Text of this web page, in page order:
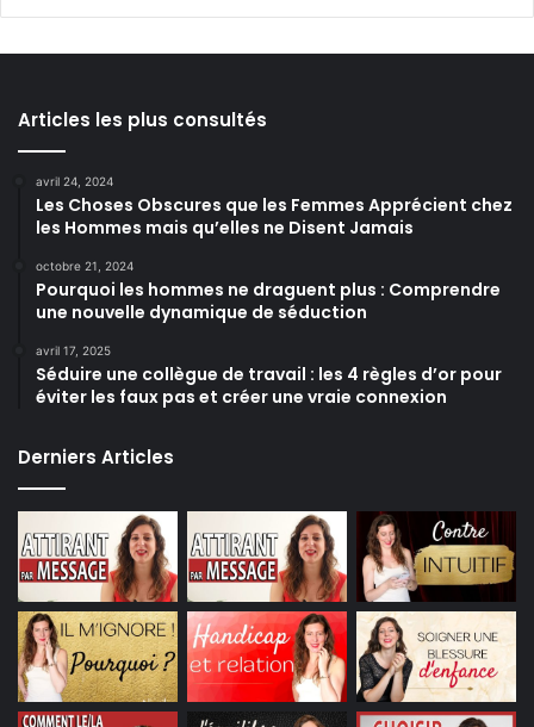
Articles les plus consultés
avril 24, 2024
Les Choses Obscures que les Femmes Apprécient chez
les Hommes mais qu’elles ne Disent Jamais
octobre 21, 2024
Pourquoi les hommes ne draguent plus : Comprendre
une nouvelle dynamique de séduction
avril 17, 2025
Séduire une collègue de travail : les 4 règles d’or pour
éviter les faux pas et créer une vraie connexion
Derniers Articles